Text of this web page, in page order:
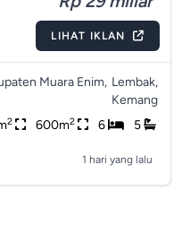
LIHAT IKLAN
Muara Enim, Lembak,
Kemang
2 600m2 6 5
1 hari yang lalu